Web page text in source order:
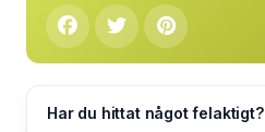
Har du hittat något felaktigt?